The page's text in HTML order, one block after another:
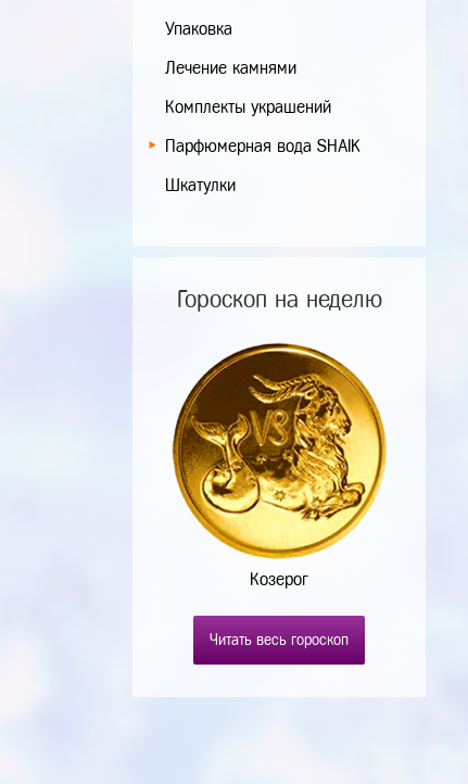
Упаковка
Лечение камнями
Комплекты украшений
Парфюмерная вода SHAIK
Шкатулки
Гороскоп на неделю
Козерог
Читать весь гороскоп